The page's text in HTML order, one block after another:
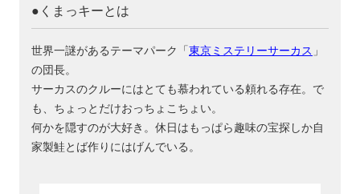
●くまっキーとは
世界一謎があるテーマパーク「東京ミステリーサーカス 」
の団長。
サーカスのクルーにはとても慕われている頼れる存在。で
も、ちょっとだけおっちょこちょい。
何かを隠すのが大好き。休日はもっぱら趣味の宝探しか自
家製鮭とば作りにはげんでいる。